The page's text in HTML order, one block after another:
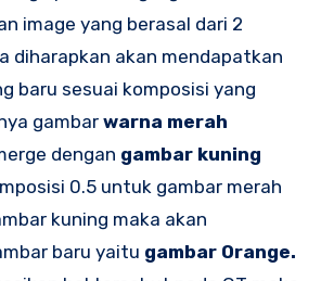
image yang berasal dari 2
diharapkan akan mendapatkan
baru sesuai komposisi yang
gambar warna merah
dengan gambar kuning
0.5 untuk gambar merah
kuning maka akan
baru yaitu gambar Orange.